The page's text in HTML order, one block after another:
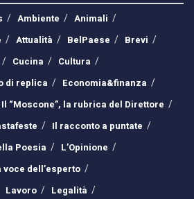
Ambiente
Animali
Attualità BelPaese
Brevi
Cucina
Cultura
di replica
Economia&finanza
Il “Moscone”, la rubrica del Direttore
Il racconto a puntate
Poesia
L’Opinione
voce dell’esperto
Lavoro
Legalità